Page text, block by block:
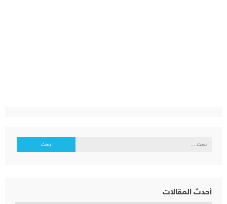
البحث
أحدث المقالات